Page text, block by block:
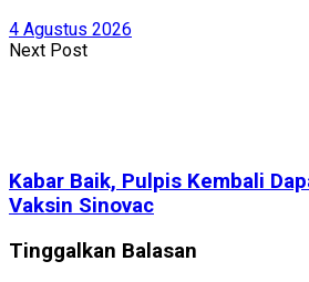
4 Agustus 2026
Next Post
Kabar Baik, Pulpis Kembali
Vaksin Sinovac
Tinggalkan Balasan